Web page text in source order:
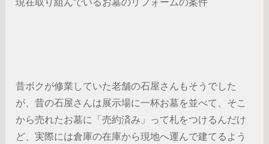
現在取り組んでいるお墓のリフォームの案件
昔ボクが修業していた老舗の石屋さんもそうでした
が、昔の石屋さんは展示場に一杯お墓を並べて、そこ
から売れたお墓に「売約済み」って札をつけるんだけ
ど、実際には倉庫の在庫から現地へ運んで建てるよう